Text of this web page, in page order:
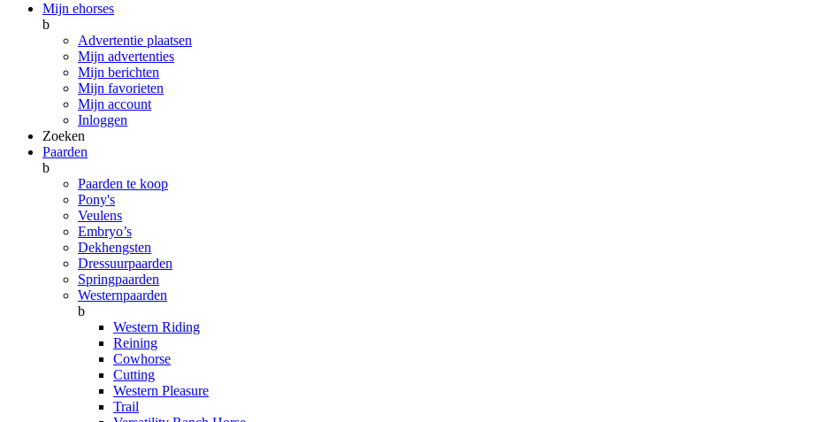
Mijn ehorses
b
Advertentie plaatsen
Mijn advertenties
Mijn berichten
Mijn favorieten
Mijn account
Inloggen
Zoeken
Paarden
b
Paarden te koop
Pony's
Veulens
Embryo’s
Dekhengsten
Dressuurpaarden
Springpaarden
Westernpaarden
b
Western Riding
Reining
Cowhorse
Cutting
Western Pleasure
Trail